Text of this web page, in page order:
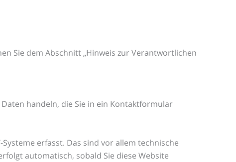
Sie dem Abschnitt „Hinweis zur Verantwortlichen
handeln, die Sie in ein Kontaktformular
erfasst. Das sind vor allem technische
automatisch, sobald Sie diese Website